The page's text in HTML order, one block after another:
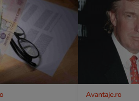
Avantaje.ro